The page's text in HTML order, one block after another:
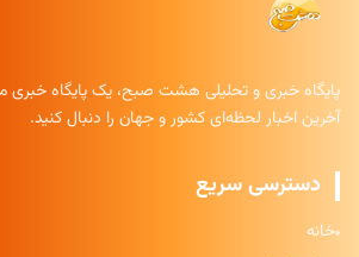
پایگاه خبری و تحلیلی هشت صبح، یک پایگاه
آخرین اخبار لحظه‌ای کشور و جهان را دنبال کنید.
دسترسی سریع
خانه